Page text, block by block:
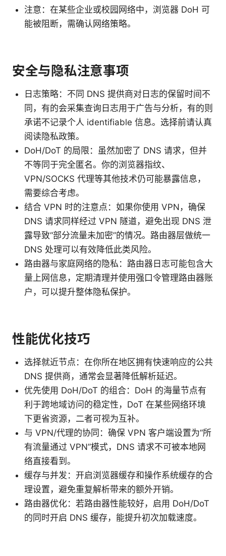
注意：在某些企业或校园网络中，浏览器 DoH 可
能被阻断，需确认网络策略。
安全与隐私注意事项
日志策略：不同 DNS 提供商对日志的保留时间不
同，有的会采集查询日志用于广告与分析，有的则
承诺不记录个人 identifiable 信息。选择前请认真
阅读隐私政策。
DoH/DoT 的局限：虽然加密了 DNS 请求，但并
不等同于完全匿名。你的浏览器指纹、
VPN/SOCKS 代理等其他技术仍可能暴露信息，
需要综合考虑。
结合 VPN 时的注意点：如果你使用 VPN，确保
DNS 请求同样经过 VPN 隧道，避免出现 DNS 泄
露导致“部分流量未加密”的情况。路由器层做统一
DNS 处理可以有效降低此类风险。
路由器与家庭网络的隐私：路由器日志可能包含大
量上网信息，定期清理并使用强口令管理路由器账
户，可以提升整体隐私保护。
性能优化技巧
选择就近节点：在你所在地区拥有快速响应的公共
DNS 提供商，通常会显著降低解析延迟。
优先使用 DoH/DoT 的组合：DoH 的海量节点有
利于跨地域访问的稳定性，DoT 在某些网络环境
下更省资源，二者可视为互补。
与 VPN/代理的协同：确保 VPN 客户端设置为“所
有流量通过 VPN”模式，DNS 请求不可被本地网
络直接看到。
缓存与并发：开启浏览器缓存和操作系统缓存的合
理设置，避免重复解析带来的额外开销。
路由器优化：若路由器性能较好，启用 DoH/DoT
的同时开启 DNS 缓存，能提升初次加载速度。